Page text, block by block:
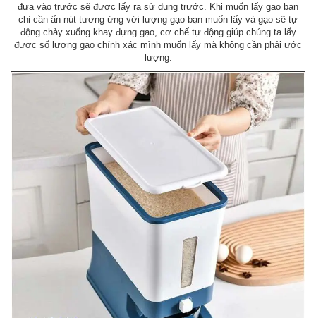
đưa vào trước sẽ được lấy ra sử dụng trước. Khi muốn lấy gạo bạn
chỉ cần ấn nút tương ứng với lượng gạo bạn muốn lấy và gạo sẽ tự
động chảy xuống khay đựng gạo, cơ chế tự động giúp chúng ta lấy
được số lượng gạo chính xác mình muốn lấy mà không cần phải ước
lượng.